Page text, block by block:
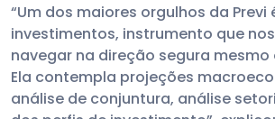
“Um dos maiores orgulhos da
investimentos, instrumento que
navegar na direção segura mesmo
Ela contempla projeções
análise de conjuntura, análise